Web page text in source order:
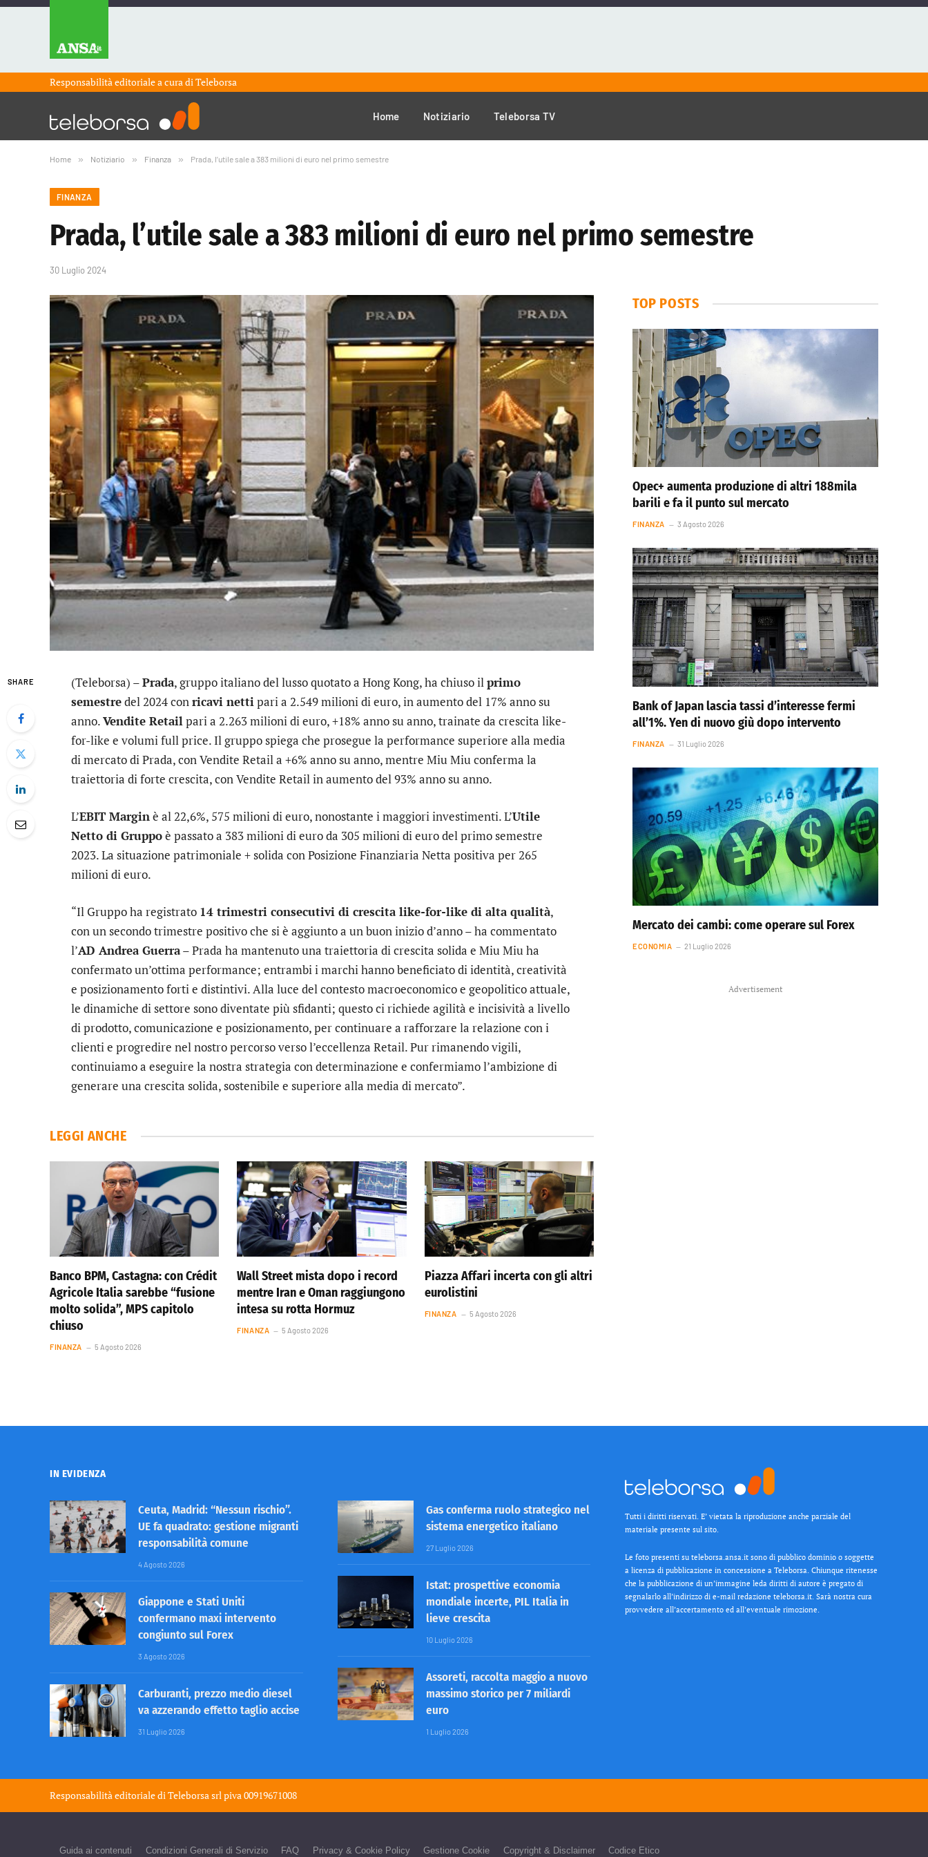
Responsabilità editoriale a cura diTeleborsa
Home Notiziario Teleborsa TV
Home » Notiziario » Finanza » Prada, l’utile sale a 383 milioni di euro nel primo semestre
FINANZA
Prada, l’utile sale a 383 milioni di euro nel primo semestre
30 Luglio 2024
SHARE (Teleborsa) –Prada, gruppo italiano del lusso quotato a Hong Kong, ha chiuso ilprimo
semestredel 2024 conricavi nettipari a 2.549 milioni di euro, in aumento del 17% anno su
anno.Vendite Retailpari a 2.263 milioni di euro, +18% anno su anno, trainate da crescita like-
for-like e volumi full price. Il gruppo spiega che prosegue la performance superiore alla media
di mercato di Prada, con Vendite Retail a +6% anno su anno, mentre Miu Miu conferma la
traiettoria di forte crescita, con Vendite Retail in aumento del 93% anno su anno.
L’EBIT Marginè al 22,6%, 575 milioni di euro, nonostante i maggiori investimenti. L’Utile
Netto di Gruppoè passato a 383 milioni di euro da 305 milioni di euro del primo semestre
2023. La situazione patrimoniale + solida con Posizione Finanziaria Netta positiva per 265
milioni di euro.
“Il Gruppo ha registrato 14 trimestri consecutivi di crescita like-for-like di alta qualità,
con un secondo trimestre positivo che si è aggiunto a un buon inizio d’anno – ha commentato
l’AD Andrea Guerra– Prada ha mantenuto una traiettoria di crescita solida e Miu Miu ha
confermato un’ottima performance; entrambi i marchi hanno beneficiato di identità, creatività
e posizionamento forti e distintivi. Alla luce del contesto macroeconomico e geopolitico attuale,
le dinamiche di settore sono diventate più sfidanti; questo ci richiede agilità e incisività a livello
di prodotto, comunicazione e posizionamento, per continuare a rafforzare la relazione con i
clienti e progredire nel nostro percorso verso l’eccellenza Retail. Pur rimanendo vigili,
continuiamo a eseguire la nostra strategia con determinazione e confermiamo l’ambizione di
generare una crescita solida, sostenibile e superiore alla media di mercato”.
LEGGI ANCHE
Banco BPM, Castagna: con Crédit
Agricole Italia sarebbe “fusione
molto solida”, MPS capitolo
chiuso
FINANZA 5 Agosto 2026
Wall Street mista dopo i record
mentre Iran e Oman raggiungono
intesa su rotta Hormuz
FINANZA 5 Agosto 2026
Piazza Affari incerta con gli altri
eurolistini
FINANZA 5 Agosto 2026
TOP POSTS
Opec+ aumenta produzione di altri 188mila
barili e fa il punto sul mercato
FINANZA 3 Agosto 2026
Bank of Japan lascia tassi d’interesse fermi
all’1%. Yen di nuovo giù dopo intervento
FINANZA 31 Luglio 2026
Mercato dei cambi: come operare sul Forex
ECONOMIA 21 Luglio 2026
Advertisement
IN EVIDENZA
Ceuta, Madrid: “Nessun rischio”.
UE fa quadrato: gestione migranti
responsabilità comune
4 Agosto 2026
Giappone e Stati Uniti
confermano maxi intervento
congiunto sul Forex
3 Agosto 2026
Carburanti, prezzo medio diesel
va azzerando effetto taglio accise
31 Luglio 2026
Gas conferma ruolo strategico nel
sistema energetico italiano
27 Luglio 2026
Istat: prospettive economia
mondiale incerte, PIL Italia in
lieve crescita
10 Luglio 2026
Assoreti, raccolta maggio a nuovo
massimo storico per 7 miliardi
euro
1 Luglio 2026
Tutti i diritti riservati. E’ vietata la riproduzione anche parziale del
materiale presente sul sito.
Le foto presenti su teleborsa.ansa.it sono di pubblico dominio o soggette
a licenza di pubblicazione in concessione a Teleborsa. Chiunque ritenesse
che la pubblicazione di un’immagine leda diritti di autore è pregato di
segnalarlo all’indirizzo di e-mail redazione teleborsa.it. Sarà nostra cura
provvedere all’accertamento ed all’eventuale rimozione.
Responsabilità editoriale diTeleborsa srlpiva 00919671008
Guida ai contenuti Condizioni Generali di Servizio FAQ Privacy & Cookie Policy Gestione Cookie Copyright & Disclaimer Codice Etico